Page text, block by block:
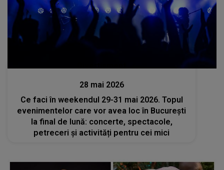
28 mai 2026
Ce faci în weekendul 29-31 mai 2026. Topul
evenimentelor care vor avea loc în București
la final de lună: concerte, spectacole,
petreceri și activități pentru cei mici